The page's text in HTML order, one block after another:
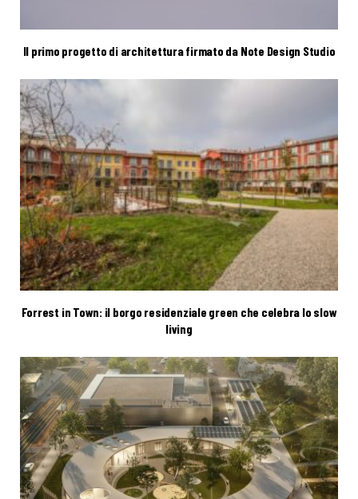
Il primo progetto di architettura firmato da Note Design Studio
Forrest in Town: il borgo residenziale green che celebra lo slow
living